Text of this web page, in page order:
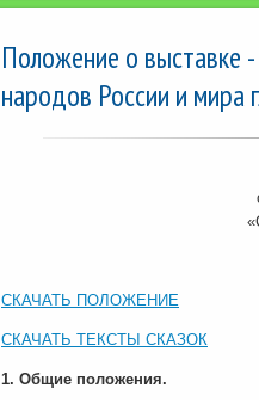
Положение о выставке
народов России и мира
СКАЧАТЬ ПОЛОЖЕНИЕ
СКАЧАТЬ ТЕКСТЫ СКАЗОК
1. Общие положения.